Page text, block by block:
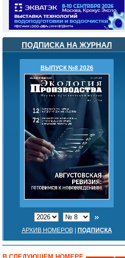
ПОДПИСКА НА ЖУРНАЛ
ВЫПУСК №8 2026
АРХИВ НОМЕРОВ| ПОДПИСКА